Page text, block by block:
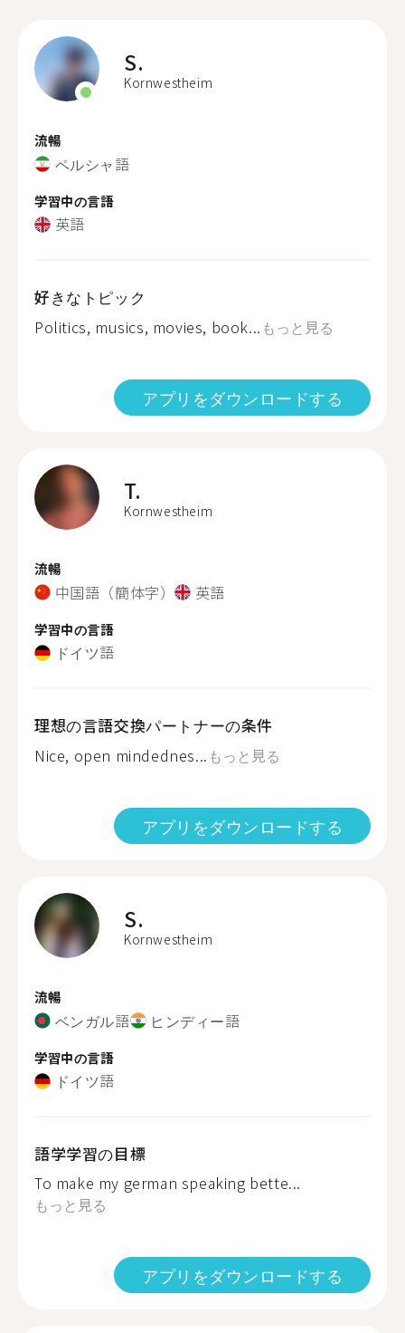
S.
Kornwestheim
流暢
ペルシャ語
学習中の言語
英語
好きなトピック
Politics, musics, movies, book... もっと見る
アプリをダウンロードする
T.
Kornwestheim
流暢
中国語（簡体字） 英語
学習中の言語
ドイツ語
理想の言語交換パートナーの条件
Nice, open mindednes... もっと見る
アプリをダウンロードする
S.
Kornwestheim
流暢
ベンガル語 ヒンディー語
学習中の言語
ドイツ語
語学学習の目標
To make my german speaking bette...
もっと見る
アプリをダウンロードする